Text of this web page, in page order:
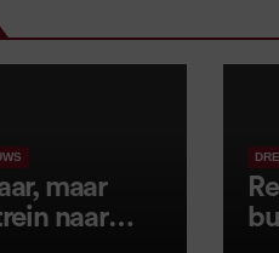
maar
naar